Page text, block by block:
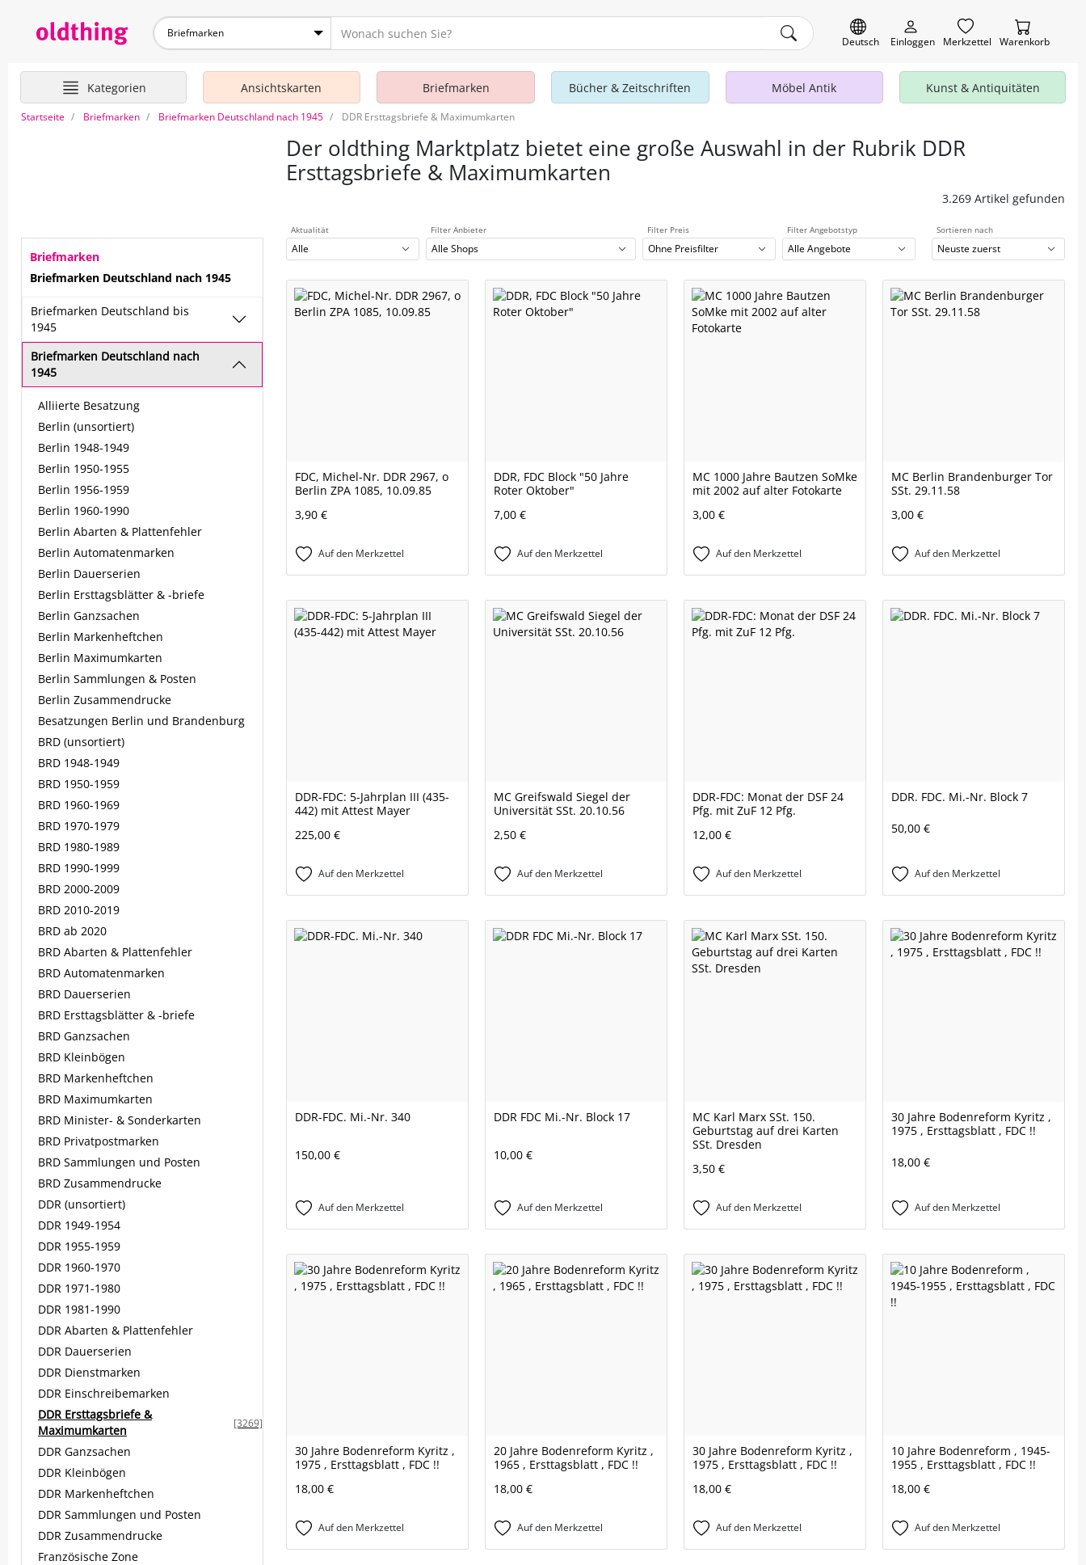
Briefmarken
Deutsch Einloggen Merkzettel Warenkorb
Kategorien Ansichtskarten Briefmarken Bücher & Zeitschriften Möbel Antik Kunst & Antiquitäten
Startseite Briefmarken Briefmarken Deutschland nach 1945 DDR Ersttagsbriefe & Maximumkarten
Der oldthing Marktplatz bietet eine große Auswahl in der Rubrik DDR
Ersttagsbriefe & Maximumkarten
3.269 Artikel gefunden
Briefmarken
Briefmarken Deutschland nach 1945
Briefmarken Deutschland bis
1945
Briefmarken Deutschland nach
1945
Alliierte Besatzung
Berlin (unsortiert)
Berlin 1948-1949
Berlin 1950-1955
Berlin 1956-1959
Berlin 1960-1990
Berlin Abarten & Plattenfehler
Berlin Automatenmarken
Berlin Dauerserien
Berlin Ersttagsblätter & -briefe
Berlin Ganzsachen
Berlin Markenheftchen
Berlin Maximumkarten
Berlin Sammlungen & Posten
Berlin Zusammendrucke
Besatzungen Berlin und Brandenburg
BRD (unsortiert)
BRD 1948-1949
BRD 1950-1959
BRD 1960-1969
BRD 1970-1979
BRD 1980-1989
BRD 1990-1999
BRD 2000-2009
BRD 2010-2019
BRD ab 2020
BRD Abarten & Plattenfehler
BRD Automatenmarken
BRD Dauerserien
BRD Ersttagsblätter & -briefe
BRD Ganzsachen
BRD Kleinbögen
BRD Markenheftchen
BRD Maximumkarten
BRD Minister- & Sonderkarten
BRD Privatpostmarken
BRD Sammlungen und Posten
BRD Zusammendrucke
DDR (unsortiert)
DDR 1949-1954
DDR 1955-1959
DDR 1960-1970
DDR 1971-1980
DDR 1981-1990
DDR Abarten & Plattenfehler
DDR Dauerserien
DDR Dienstmarken
DDR Einschreibemarken
DDR Ersttagsbriefe &
Maximumkarten
[3269]
DDR Ganzsachen
DDR Kleinbögen
DDR Markenheftchen
DDR Sammlungen und Posten
DDR Zusammendrucke
Französische Zone
Aktualität
Alle
Filter Anbieter
Alle Shops
Filter Preis
Ohne Preisfilter
Filter Angebotstyp
Alle Angebote
Sortieren nach
Neuste zuerst
FDC, Michel-Nr. DDR 2967, o
Berlin ZPA 1085, 10.09.85
3,90 €
Auf den Merkzettel
DDR, FDC Block "50 Jahre
Roter Oktober"
7,00 €
Auf den Merkzettel
MC 1000 Jahre Bautzen SoMke
mit 2002 auf alter Fotokarte
3,00 €
Auf den Merkzettel
MC Berlin Brandenburger Tor
SSt. 29.11.58
3,00 €
Auf den Merkzettel
DDR-FDC: 5-Jahrplan III (435-
442) mit Attest Mayer
225,00 €
Auf den Merkzettel
MC Greifswald Siegel der
Universität SSt. 20.10.56
2,50 €
Auf den Merkzettel
DDR-FDC: Monat der DSF 24
Pfg. mit ZuF 12 Pfg.
12,00 €
Auf den Merkzettel
DDR. FDC. Mi.-Nr. Block 7
50,00 €
Auf den Merkzettel
DDR-FDC. Mi.-Nr. 340
150,00 €
Auf den Merkzettel
DDR FDC Mi.-Nr. Block 17
10,00 €
Auf den Merkzettel
MC Karl Marx SSt. 150.
Geburtstag auf drei Karten
SSt. Dresden
3,50 €
Auf den Merkzettel
30 Jahre Bodenreform Kyritz ,
1975 , Ersttagsblatt , FDC !!
18,00 €
Auf den Merkzettel
30 Jahre Bodenreform Kyritz ,
1975 , Ersttagsblatt , FDC !!
18,00 €
Auf den Merkzettel
20 Jahre Bodenreform Kyritz ,
1965 , Ersttagsblatt , FDC !!
18,00 €
Auf den Merkzettel
30 Jahre Bodenreform Kyritz ,
1975 , Ersttagsblatt , FDC !!
18,00 €
Auf den Merkzettel
10 Jahre Bodenreform , 1945-
1955 , Ersttagsblatt , FDC !!
18,00 €
Auf den Merkzettel